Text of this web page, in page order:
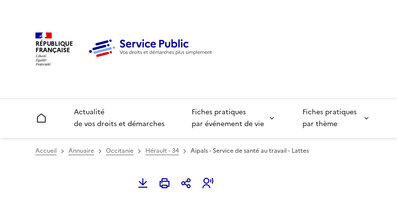
RÉPUBLIQUE
FRANÇAISE
Accueil
Actualité
de vos droits et démarches
Fiches pratiques
par événement de vie
Fiches pratiques
par thème
Accueil Annuaire Occitanie Hérault - 34 Aipals - Service de santé au travail - Lattes